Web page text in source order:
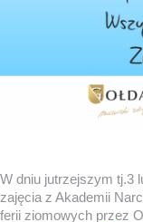
W dniu jutrzejszym tj.3
zajęcia z Akademii
ferii ziomowych przez